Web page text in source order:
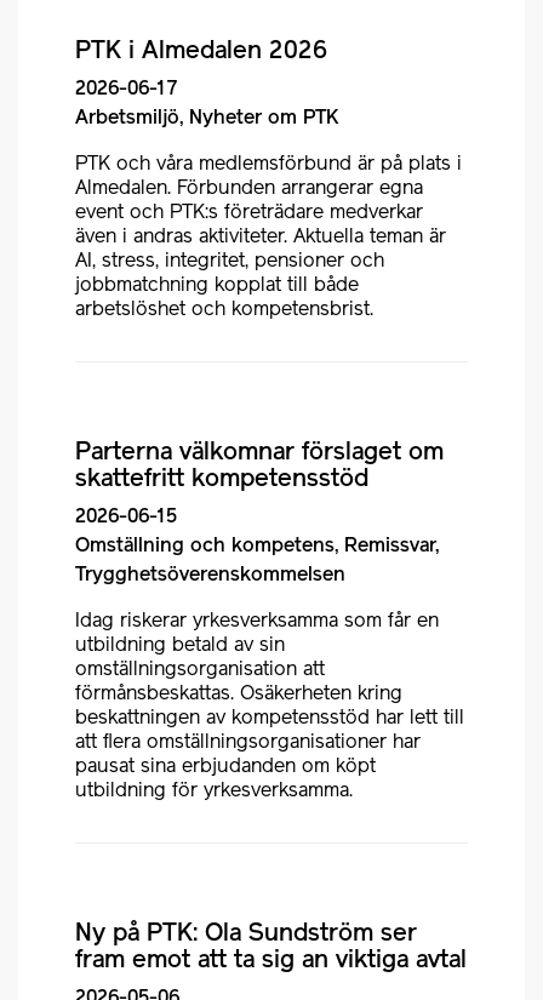
PTK i Almedalen 2026
2026-06-17
Arbetsmiljö, Nyheter om PTK
PTK och våra medlemsförbund är på plats i
Almedalen. Förbunden arrangerar egna
event och PTK:s företrädare medverkar
även i andras aktiviteter. Aktuella teman är
AI, stress, integritet, pensioner och
jobbmatchning kopplat till både
arbetslöshet och kompetensbrist.
Parterna välkomnar förslaget om
skattefritt kompetensstöd
2026-06-15
Omställning och kompetens, Remissvar,
Trygghetsöverenskommelsen
Idag riskerar yrkesverksamma som får en
utbildning betald av sin
omställningsorganisation att
förmånsbeskattas. Osäkerheten kring
beskattningen av kompetensstöd har lett till
att flera omställningsorganisationer har
pausat sina erbjudanden om köpt
utbildning för yrkesverksamma.
Ny på PTK: Ola Sundström ser
fram emot att ta sig an viktiga avtal